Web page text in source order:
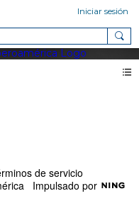
Iniciar sesión
de servicio
Impulsado por